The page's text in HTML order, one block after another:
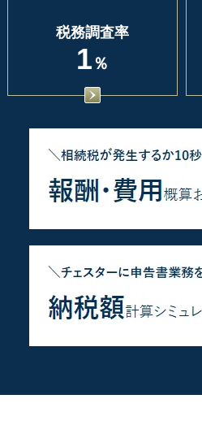
税務調査率
1 ％